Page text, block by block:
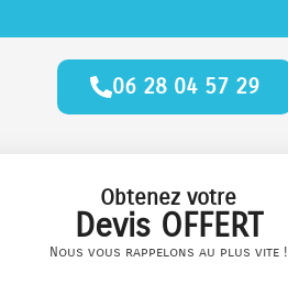
06 28 04 57 29
Obtenez votre
Devis OFFERT
Nous vous rappelons au plus vite !